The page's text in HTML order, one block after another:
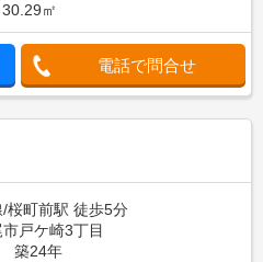
30.29㎡
電話で問合せ
桜町前駅 徒歩5分
戸ケ崎3丁目
築24年